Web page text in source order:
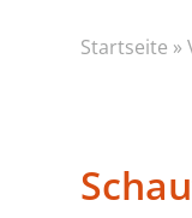
Startseite »